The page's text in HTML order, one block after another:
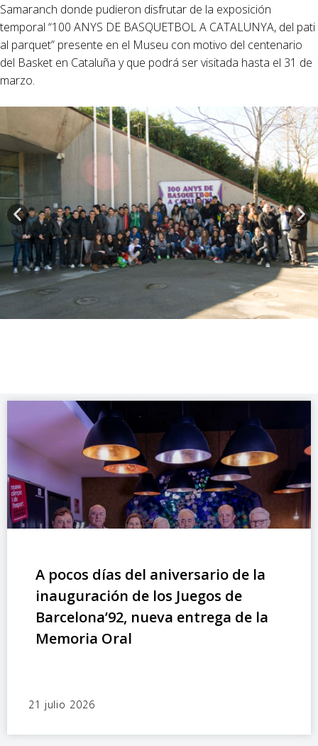
Samaranch donde pudieron disfrutar de la exposición
temporal “100 ANYS DE BASQUETBOL A CATALUNYA, del pati
al parquet” presente en el Museu con motivo del centenario
del Basket en Cataluña y que podrá ser visitada hasta el 31 de
marzo.
A pocos días del aniversario de la
inauguración de los Juegos de
Barcelona’92, nueva entrega de la
Memoria Oral
21 julio 2026